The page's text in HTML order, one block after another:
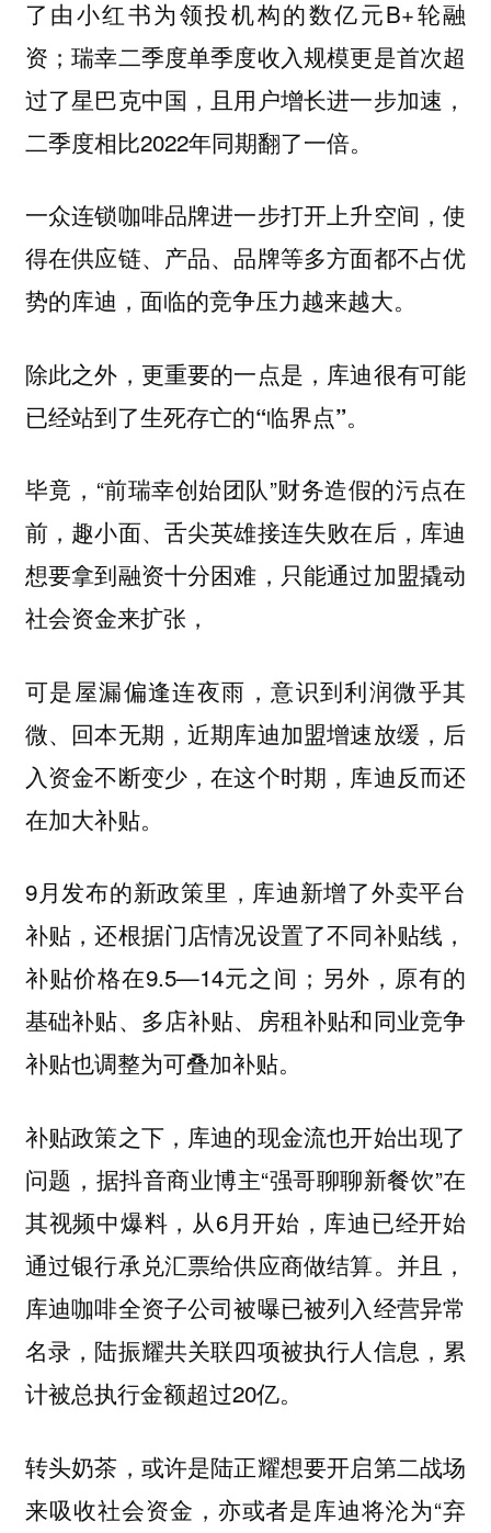
了由小红书为领投机构的数亿元B+轮融
资；瑞幸二季度单季度收入规模更是首次超
过了星巴克中国，且用户增长进一步加速，
二季度相比2022年同期翻了一倍。
一众连锁咖啡品牌进一步打开上升空间，使
得在供应链、产品、品牌等多方面都不占优
势的库迪，面临的竞争压力越来越大。
除此之外，更重要的一点是，库迪很有可能
已经站到了生死存亡的“临界点”。
毕竟，“前瑞幸创始团队”财务造假的污点在
前，趣小面、舌尖英雄接连失败在后，库迪
想要拿到融资十分困难，只能通过加盟撬动
社会资金来扩张，
可是屋漏偏逢连夜雨，意识到利润微乎其
微、回本无期，近期库迪加盟增速放缓，后
入资金不断变少，在这个时期，库迪反而还
在加大补贴。
9月发布的新政策里，库迪新增了外卖平台
补贴，还根据门店情况设置了不同补贴线，
补贴价格在9.5—14元之间；另外，原有的
基础补贴、多店补贴、房租补贴和同业竞争
补贴也调整为可叠加补贴。
补贴政策之下，库迪的现金流也开始出现了
问题， 据抖音商业博主“强哥聊聊新餐饮”在
其视频中爆料，从6月开始，库迪已经开始
通过银行承兑汇票给供应商做结算。并且，
库迪咖啡全资子公司被曝已被列入经营异常
名录，陆振耀共关联四项被执行人信息，累
计被总执行金额超过20亿。
转头奶茶，或许是陆正耀想要开启第二战场
来吸收社会资金，亦或者是库迪将沦为“弃